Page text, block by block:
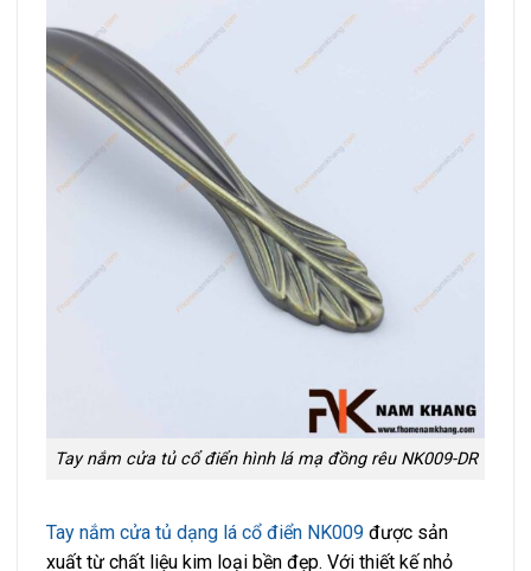
Tay nắm cửa tủ cổ điển hình lá mạ đồng rêu NK009-DR
Tay nắm cửa tủ dạng lá cổ điển NK009 được sản
xuất từ chất liệu kim loại bền đẹp. Với thiết kế nhỏ